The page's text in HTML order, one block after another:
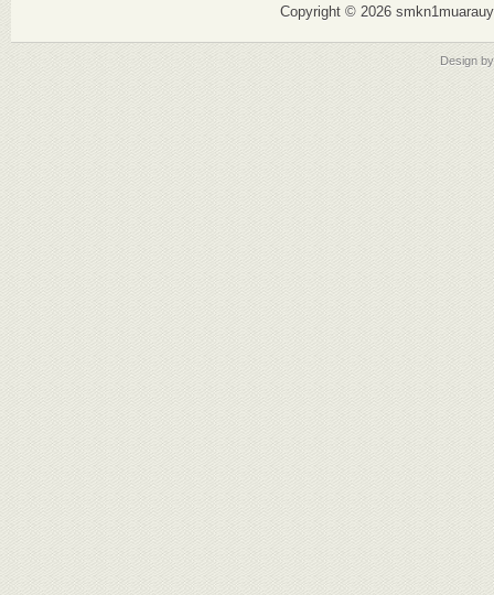
Copyright © 2026
Design